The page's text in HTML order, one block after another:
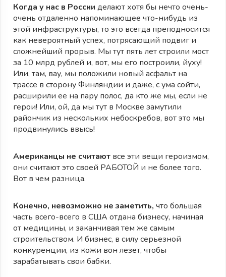
Когда у нас в России делают хотя бы нечто очень-
очень отдаленно напоминающее что-нибудь из
этой инфраструктуры, то это всегда преподносится
как невероятный успех, потрясающий подвиг и
сложнейший прорыв. Мы тут пять лет строили мост
за 10 млрд рублей и, вот, мы его построили, йуху!
Или, там, вау, мы положили новый асфальт на
трассе в сторону Финляндии и даже, с ума сойти,
расширили ее на пару полос, да кто же мы, если не
герои! Или, ой, да мы тут в Москве замутили
райончик из нескольких небоскребов, вот это мы
продвинулись ввысь!
Американцы не считают все эти вещи героизмом,
они считают это своей РАБОТОЙ и не более того.
Вот в чем разница.
Конечно, невозможно не заметить, что большая
часть всего-всего в США отдана бизнесу, начиная
от медицины, и заканчивая тем же самым
строительством. И бизнес, в силу серьезной
конкуренции, из кожи вон лезет, чтобы
зарабатывать свои бабки.